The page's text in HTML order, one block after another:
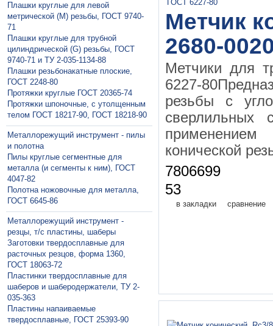
Плашки круглые для левой
метрической (М) резьбы, ГОСТ 9740-
71
Плашки круглые для трубной
цилиндрической (G) резьбы, ГОСТ
9740-71 и ТУ 2-035-1134-88
Плашки резьбонакатные плоские,
ГОСТ 2248-80
Протяжки круглые ГОСТ 20365-74
Протяжки шпоночные, с утолщенным
телом ГОСТ 18217-90, ГОСТ 18218-90
Металлорежущий инструмент - пилы
и полотна
Пилы круглые сегментные для
металла (и сегменты к ним), ГОСТ
4047-82
Полотна ножовочные для металла,
ГОСТ 6645-86
Металлорежущий инструмент -
резцы, т/с пластины, шаберы
Заготовки твердосплавные для
расточных резцов, форма 1360,
ГОСТ 18063-72
Пластинки твердосплавные для
шаберов и шаберодержатели, ТУ 2-
035-363
Пластины напаивaемые
твердосплавные, ГОСТ 25393-90
Метчик
2680-
Метчики для
6227-
резьбы с
сверлильных
конической
7806699
53
в закладки сравнение